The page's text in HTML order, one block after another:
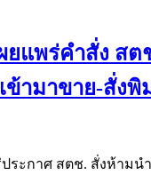
ยแพร่คำสั่ง ส
ข้ามาขาย-สั่งพิ
ระกาศ สตช. สั่งห้ามน